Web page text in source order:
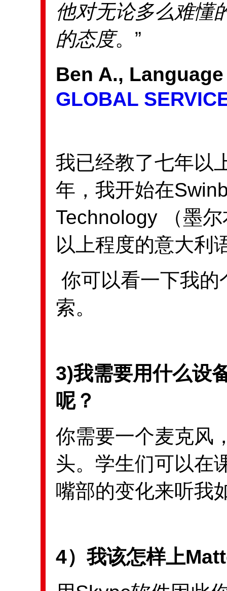
他对无论多么难懂
的态度。”
Ben A.,
GLOBAL
我已经教了七年以
年，我开始在
Technology （墨
以上程度的意大利
你可以看一下我的
索。
3)我需要用什么设
呢？
你需要一个麦克风
头。学生们可以在
嘴部的变化来听我
4）我该怎样上